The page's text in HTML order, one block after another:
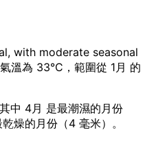
with moderate seasonal
溫為 33°C，範圍從 1月 的
中 4月 是最潮濕的月份
燥的月份（4 毫米）。